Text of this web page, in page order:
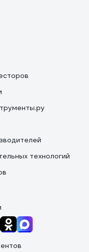
технологий